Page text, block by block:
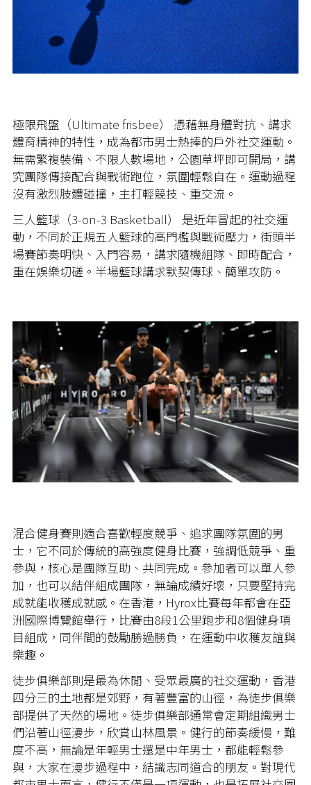
極限飛盤（Ultimate frisbee） 憑藉無身體對抗、講求
體育精神的特性，成為都市男士熱捧的戶外社交運動。
無需繁複裝備、不限人數場地，公園草坪即可開局，講
究團隊傳接配合與戰術跑位，氛圍輕鬆自在。運動過程
沒有激烈肢體碰撞，主打輕競技、重交流。
三人籃球（3-on-3 Basketball） 是近年冒起的社交運
動，不同於正規五人籃球的高門檻與戰術壓力，街頭半
場賽節奏明快、入門容易，講求隨機組隊、即時配合，
重在娛樂切磋。半場籃球講求默契傳球、簡單攻防。
混合健身賽則適合喜歡輕度競爭、追求團隊氛圍的男
士，它不同於傳統的高強度健身比賽，強調低競爭、重
參與，核心是團隊互助、共同完成。參加者可以單人參
加，也可以結伴組成團隊，無論成績好壞，只要堅持完
成就能收穫成就感。在香港，Hyrox比賽每年都會在亞
洲國際博覽館舉行，比賽由8段1公里跑步和8個健身項
目組成，同伴間的鼓勵勝過勝負，在運動中收穫友誼與
樂趣。
徒步俱樂部則是最為休閒、受眾最廣的社交運動，香港
四分三的土地都是郊野，有著豐富的山徑，為徒步俱樂
部提供了天然的場地。徒步俱樂部通常會定期組織男士
們沿著山徑漫步，欣賞山林風景。健行的節奏緩慢，難
度不高，無論是年輕男士還是中年男士，都能輕鬆參
與，大家在漫步過程中，結識志同道合的朋友。對現代